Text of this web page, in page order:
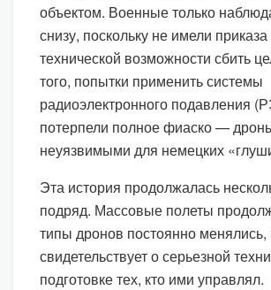
объектом. Военные только
снизу, поскольку не имели
технической возможности сбить
того, попытки применить системы
радиоэлектронного подавления
потерпели полное фиаско —
неуязвимыми для немецких
Эта история продолжалась
подряд. Массовые полеты
типы дронов постоянно менялись,
свидетельствует о серьезной
подготовке тех, кто ими управлял.